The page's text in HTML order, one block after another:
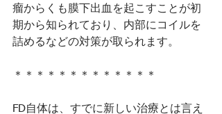
瘤からくも膜下出血を起こすことが初
期から知られており、内部にコイルを
詰めるなどの対策が取られます。
＊＊＊＊＊＊＊＊＊＊＊＊＊
FD自体は、すでに新しい治療とは言え